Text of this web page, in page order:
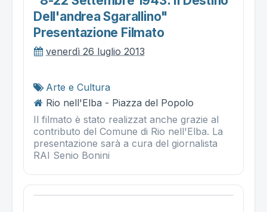
Dell'andrea Sgarallino"
Presentazione Filmato
venerdì 26 luglio 2013
Arte e Cultura
Rio nell'Elba - Piazza del Popolo
Il filmato è stato realizzat anche grazie al
contributo del Comune di Rio nell'Elba. La
presentazione sarà a cura del giornalista
RAI Senio Bonini